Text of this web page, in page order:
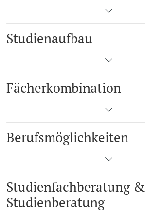
Studienaufbau
Fächerkombination
Berufsmöglichkeiten
Studienfachberatung &
Studienberatung